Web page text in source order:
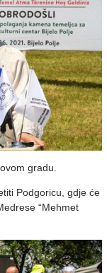
gradu.
Podgoricu, gdje će
“Mehmet